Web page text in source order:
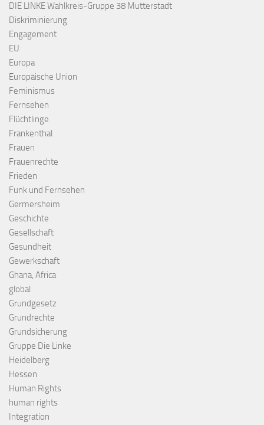
DIE LINKE Wahlkreis-Gruppe 38 Mutterstadt
Diskriminierung
Engagement
EU
Europa
Europäische Union
Feminismus
Fernsehen
Flüchtlinge
Frankenthal
Frauen
Frauenrechte
Frieden
Funk und Fernsehen
Germersheim
Geschichte
Gesellschaft
Gesundheit
Gewerkschaft
Ghana, Africa
global
Grundgesetz
Grundrechte
Grundsicherung
Gruppe Die Linke
Heidelberg
Hessen
Human Rights
human rights
Integration